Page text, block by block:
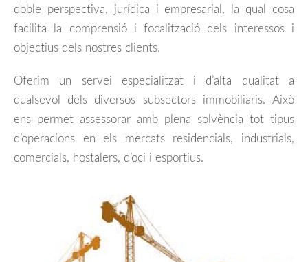
doble perspectiva, jurídica i empresarial, la qual cosa
facilita la comprensió i focalització dels interessos i
objectius dels nostres clients.
Oferim un servei especialitzat i d’alta qualitat a
qualsevol dels diversos subsectors immobiliaris. Això
ens permet assessorar amb plena solvència tot tipus
d’operacions en els mercats residencials, industrials,
comercials, hostalers, d’oci i esportius.